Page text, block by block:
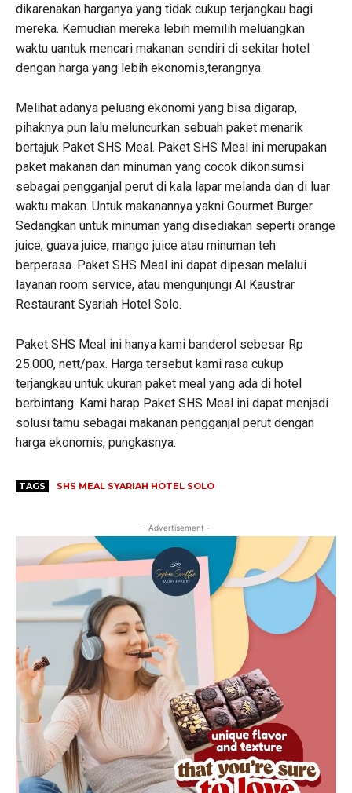
dikarenakan harganya yang tidak cukup terjangkau bagi
mereka. Kemudian mereka lebih memilih meluangkan
waktu uantuk mencari makanan sendiri di sekitar hotel
dengan harga yang lebih ekonomis,terangnya.
Melihat adanya peluang ekonomi yang bisa digarap,
pihaknya pun lalu meluncurkan sebuah paket menarik
bertajuk Paket SHS Meal. Paket SHS Meal ini merupakan
paket makanan dan minuman yang cocok dikonsumsi
sebagai pengganjal perut di kala lapar melanda dan di luar
waktu makan. Untuk makanannya yakni Gourmet Burger.
Sedangkan untuk minuman yang disediakan seperti orange
juice, guava juice, mango juice atau minuman teh
berperasa. Paket SHS Meal ini dapat dipesan melalui
layanan room service, atau mengunjungi Al Kaustrar
Restaurant Syariah Hotel Solo.
Paket SHS Meal ini hanya kami banderol sebesar Rp
25.000, nett/pax. Harga tersebut kami rasa cukup
terjangkau untuk ukuran paket meal yang ada di hotel
berbintang. Kami harap Paket SHS Meal ini dapat menjadi
solusi tamu sebagai makanan pengganjal perut dengan
harga ekonomis, pungkasnya.
TAGS SHS MEAL SYARIAH HOTEL SOLO
- Advertisement -